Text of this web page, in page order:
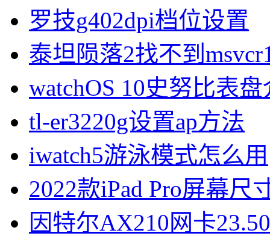
罗技g402dpi档位设置
泰坦陨落2找不到
watchOS 10史努比表
tl-er3220g设置ap方法
iwatch5游泳模式怎么用
2022款iPad Pro屏幕尺
因特尔AX210网卡